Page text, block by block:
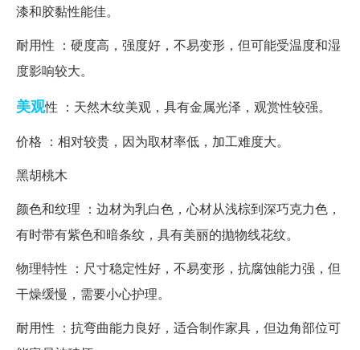
漆和胶黏性能佳。
耐用性 ：硬度高，强度好，不易变形，但可能受温度和湿
度影响较大。
美观性 ：天然木纹美观，具有金属光泽，观赏性较强。
价格 ：相对较贵，因为取材率低，加工难度大。
黑胡桃木
颜色和纹理 ：边材为乳白色，心材从浅棕到深巧克力色，
有时带有紫色和暗条纹，具有美丽的抛物线花纹。
物理特性 ：尺寸稳定性好，不易变形，抗腐蚀能力强，但
干燥缓慢，需要小心护理。
耐用性 ：抗弯曲能力良好，适合制作家具，但边角部位可